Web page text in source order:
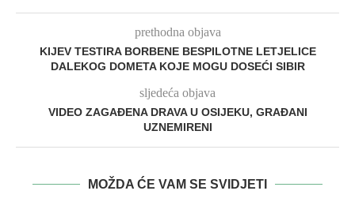
prethodna objava
KIJEV TESTIRA BORBENE BESPILOTNE LETJELICE
DALEKOG DOMETA KOJE MOGU DOSEĆI SIBIR
sljedeća objava
VIDEO ZAGAĐENA DRAVA U OSIJEKU, GRAĐANI
UZNEMIRENI
MOŽDA ĆE VAM SE SVIDJETI